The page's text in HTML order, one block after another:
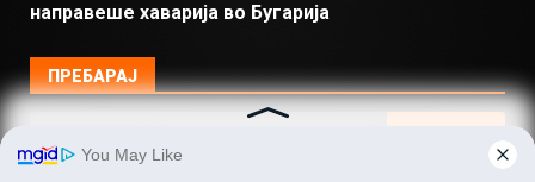
направеше хаварија во Бугарија
ПРЕБАРАЈ